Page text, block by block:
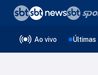
Ao vivo Últimas
❮voltar
Editorias